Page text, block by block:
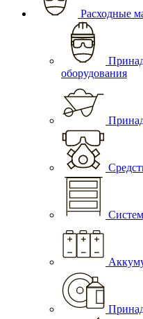
Расходные
оборудования